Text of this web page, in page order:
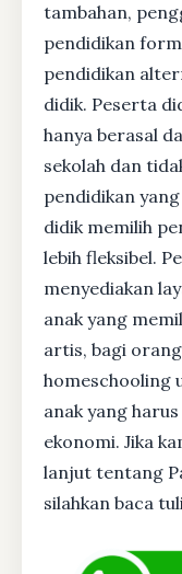
tambahan,
pendidikan
pendidikan
didik. Peserta
hanya berasal
sekolah dan
pendidikan
didik memilih
lebih fleksibel.
menyediakan
anak yang
artis, bagi
homeschooling
anak yang
ekonomi. Jika
lanjut tentang
silahkan baca